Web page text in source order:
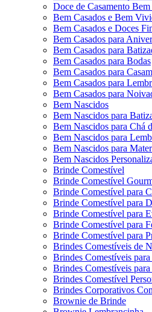
Doce de Casamento Bem
Bem Casados e Bem
Bem Casados e Doces
Bem Casados para
Bem Casados para
Bem Casados para Bodas
Bem Casados para
Bem Casados para
Bem Casados para
Bem Nascidos
Bem Nascidos para
Bem Nascidos para Chá
Bem Nascidos para
Bem Nascidos para
Bem Nascidos
Brinde Comestível
Brinde Comestível
Brinde Comestível para
Brinde Comestível para
Brinde Comestível para
Brinde Comestível para
Brinde Comestível para
Brindes Comestíveis de
Brindes Comestíveis para
Brindes Comestíveis para
Brindes Comestível
Brindes Corporativos
Brownie de Brinde